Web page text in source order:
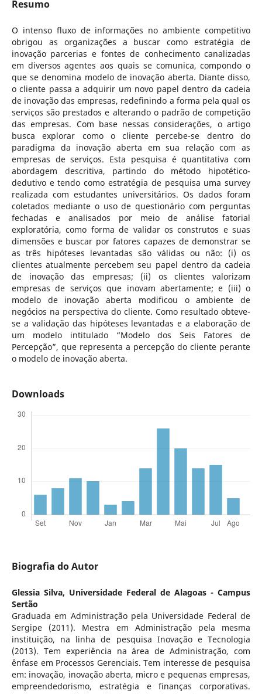
Resumo
O intenso fluxo de informações no ambiente competitivo
obrigou as organizações a buscar como estratégia de
inovação parcerias e fontes de conhecimento canalizadas
em diversos agentes aos quais se comunica, compondo o
que se denomina modelo de inovação aberta. Diante disso,
o cliente passa a adquirir um novo papel dentro da cadeia
de inovação das empresas, redefinindo a forma pela qual os
serviços são prestados e alterando o padrão de competição
das empresas. Com base nessas considerações, o artigo
busca explorar como o cliente percebe-se dentro do
paradigma da inovação aberta em sua relação com as
empresas de serviços. Esta pesquisa é quantitativa com
abordagem descritiva, partindo do método hipotético-
dedutivo e tendo como estratégia de pesquisa uma survey
realizada com estudantes universitários. Os dados foram
coletados mediante o uso de questionário com perguntas
fechadas e analisados por meio de análise fatorial
exploratória, como forma de validar os construtos e suas
dimensões e buscar por fatores capazes de demonstrar se
as três hipóteses levantadas são válidas ou não: (i) os
clientes atualmente percebem seu papel dentro da cadeia
de inovação das empresas; (ii) os clientes valorizam
empresas de serviços que inovam abertamente; e (iii) o
modelo de inovação aberta modificou o ambiente de
negócios na perspectiva do cliente. Como resultado obteve-
se a validação das hipóteses levantadas e a elaboração de
um modelo intitulado “Modelo dos Seis Fatores de
Percepção”, que representa a percepção do cliente perante
o modelo de inovação aberta.
Downloads
Biografia do Autor
Glessia Silva, Universidade Federal de Alagoas - Campus
Sertão
Graduada em Administração pela Universidade Federal de
Sergipe (2011). Mestra em Administração pela mesma
instituição, na linha de pesquisa Inovação e Tecnologia
(2013). Tem experiência na área de Administração, com
ênfase em Processos Gerenciais. Tem interesse de pesquisa
em: inovação, inovação aberta, micro e pequenas empresas,
empreendedorismo, estratégia e finanças corporativas.